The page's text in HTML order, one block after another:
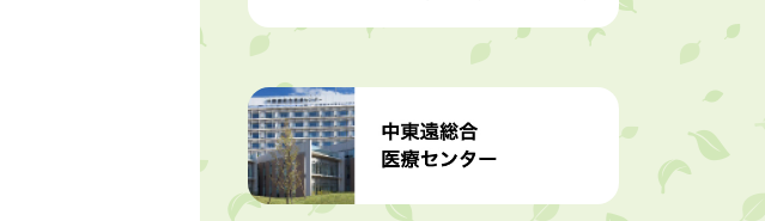
2026年8月5日
ジュビロ磐田（情報提供・お知ら
2026年8月5日
掛川市広告入り窓口封筒無償提供者
募集